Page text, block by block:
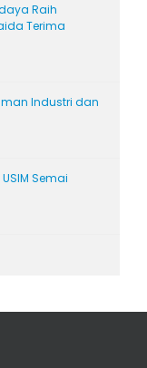
Raih
Terima
Industri dan
Semai